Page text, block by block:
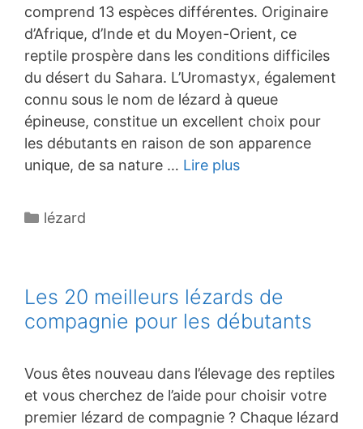
comprend 13 espèces différentes. Originaire
d’Afrique, d’Inde et du Moyen-Orient, ce
reptile prospère dans les conditions difficiles
du désert du Sahara. L’Uromastyx, également
connu sous le nom de lézard à queue
épineuse, constitue un excellent choix pour
les débutants en raison de son apparence
unique, de sa nature … Lire plus
Catégories
lézard
Les 20 meilleurs lézards de
compagnie pour les débutants
Vous êtes nouveau dans l’élevage des reptiles
et vous cherchez de l’aide pour choisir votre
premier lézard de compagnie ? Chaque lézard